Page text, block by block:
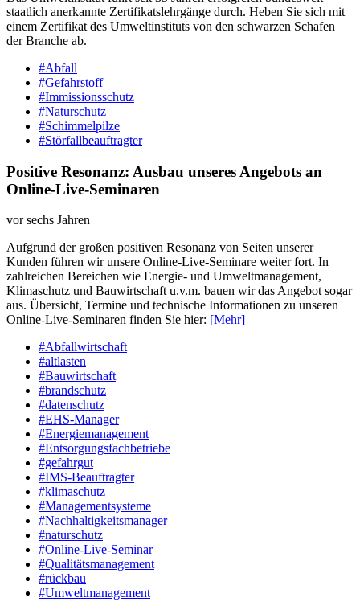
staatlich anerkannte Zertifikatslehrgänge durch. Heben Sie sich mit
einem Zertifikat des Umweltinstituts von den schwarzen Schafen
der Branche ab.
#Abfall
#Gefahrstoff
#Immissionsschutz
#Naturschutz
#Schimmelpilze
#Störfallbeauftragter
Positive Resonanz: Ausbau unseres Angebots an
Online-Live-Seminaren
vor sechs Jahren
Aufgrund der großen positiven Resonanz von Seiten unserer
Kunden führen wir unsere Online-Live-Seminare weiter fort. In
zahlreichen Bereichen wie Energie- und Umweltmanagement,
Klimaschutz und Bauwirtschaft u.v.m. bauen wir das Angebot sogar
aus. Übersicht, Termine und technische Informationen zu unseren
Online-Live-Seminaren finden Sie hier: [Mehr]
#Abfallwirtschaft
#altlasten
#Bauwirtschaft
#brandschutz
#datenschutz
#EHS-Manager
#Energiemanagement
#Entsorgungsfachbetriebe
#gefahrgut
#IMS-Beauftragter
#klimaschutz
#Managementsysteme
#Nachhaltigkeitsmanager
#naturschutz
#Online-Live-Seminar
#Qualitätsmanagement
#rückbau
#Umweltmanagement